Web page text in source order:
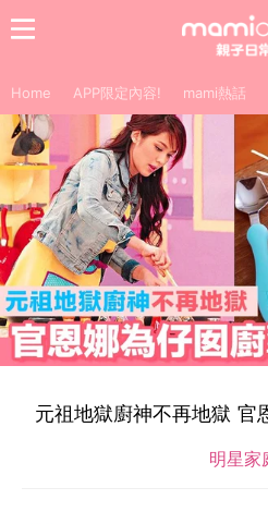
Home APP限定內容! mami熱話
元祖地獄廚神不再地獄 官
明星家